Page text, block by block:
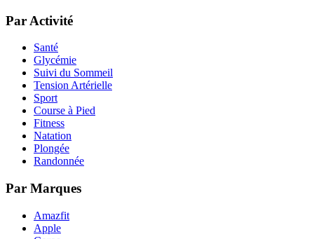
Par Activité
Santé
Glycémie
Suivi du Sommeil
Tension Artérielle
Sport
Course à Pied
Fitness
Natation
Plongée
Randonnée
Par Marques
Amazfit
Apple